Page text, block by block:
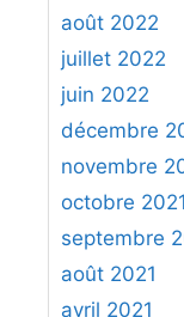
août 2022
juillet 2022
juin 2022
décembre
novembre
octobre 2021
septembre
août 2021
avril 2021